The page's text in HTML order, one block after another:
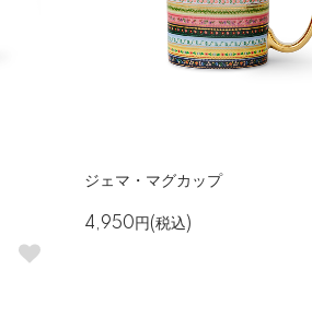
ジェマ・マグカップ
4,950円(税込)